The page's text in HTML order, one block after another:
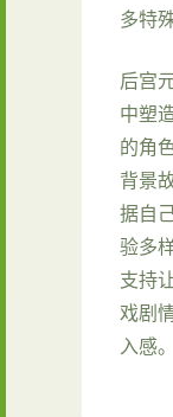
多特
后宫
中塑
的角
背景
据自
验多
支持
戏剧
入感。